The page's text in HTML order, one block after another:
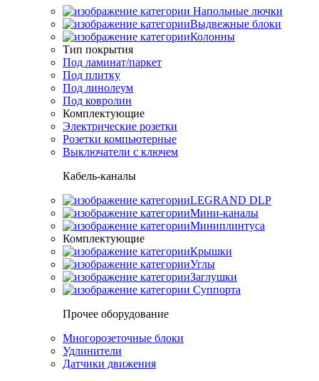
Напольные лючки
Выдвежные блоки
Колонны
Тип покрытия
Под ламинат/паркет
Под плитку
Под линолеум
Под ковролин
Комплектующие
Электрические розетки
Розетки компьютерные
Выключатели с ключем
Кабель-каналы
LEGRAND DLP
Мини-каналы
Миниплинтуса
Комплектующие
Крышки
Углы
Заглушки
Суппорта
Прочее оборудование
Многорозеточные блоки
Удлинители
Датчики движения